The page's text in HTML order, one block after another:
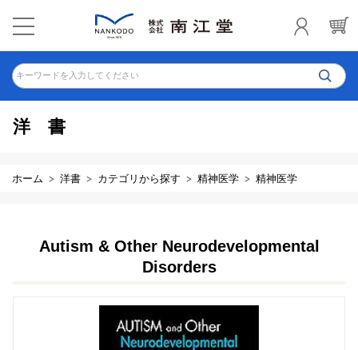
キーワードを入力してください
洋書
ホーム 洋書 カテゴリから探す 精神医学 精神医学
Autism & Other Neurodevelopmental
Disorders